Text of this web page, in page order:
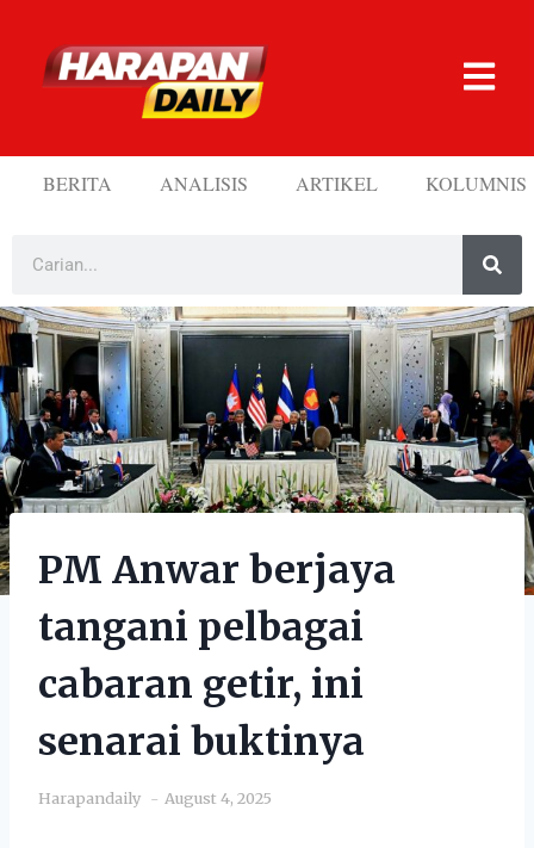
BERITA ANALISIS ARTIKEL KOLUMNIS
PM Anwar berjaya
tangani pelbagai
cabaran getir, ini
senarai buktinya
Harapandaily August 4, 2025